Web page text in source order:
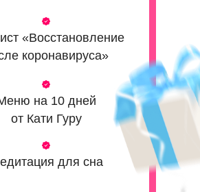
«Восстановление
коронавируса»
на 10 дней
от Кати Гуру
для сна